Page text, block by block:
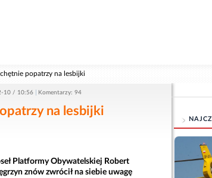
chętnie popatrzy na lesbijki
10 / 10:56 Komentarzy: 94
na lesbijki
Platformy Obywatelskiej Robert
znów zwrócił na siebie uwagę